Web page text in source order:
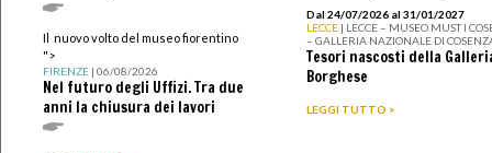
Il nuovo volto del museo fiorentino
">
FIRENZE| 06/08/2026
Nel futuro degli Uffizi. Tra due
anni la chiusura dei lavori
Dal 24/07/2026 al 31/01/2027
LECCE | LECCE – MUSEO MUST I
– GALLERIA NAZIONALE DI
Tesori nascosti della
Borghese
LEGGI TUTTO >